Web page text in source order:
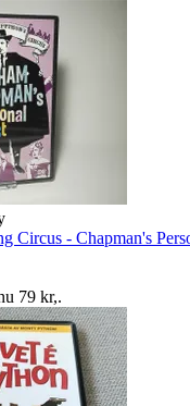
Circus - Chapman's
79 kr,.